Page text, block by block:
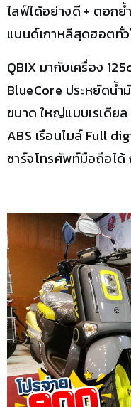
ไลฟ์ได้อย่างดี + ตอกย้
แบนด์เกาหลีสุดฮอตทั่
QBIX มากับเครื่อง
BlueCore ประหยัดน้
ขนาด ใหญ่แบบเรเดีย
ABS เรือนไมล์ Full
ชาร์จโทรศัพท์มือถือไ